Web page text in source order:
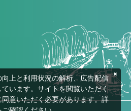
上と利用状況の解析、広告配信
います。サイトを閲覧いただく
意いただく必要があります。詳